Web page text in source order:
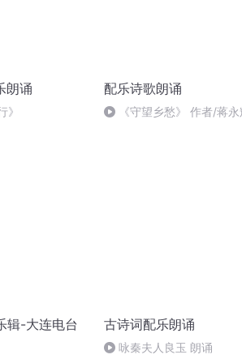
朗诵
》
配乐诗歌朗诵
《守望乡愁》 作者/蒋永
辑-大连电台
古诗词配乐朗诵
咏秦夫人良玉 朗诵